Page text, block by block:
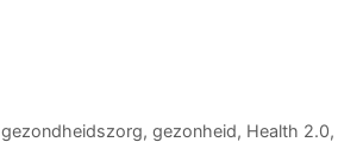
gezondheidszorg, gezonheid, Health 2.0,